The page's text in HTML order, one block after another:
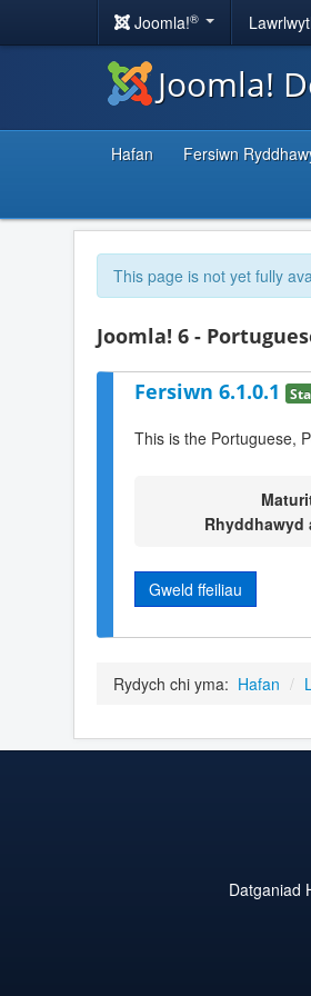
Joomla!®
Joomla!
Hafan Fersiwn
This page is not yet fully
Joomla! 6 -
Fersiwn 6.1.0.1
This is the Portuguese,
Rhyddhawyd
Gweld ffeiliau
Rydych chi yma: Hafan /
Datganiad